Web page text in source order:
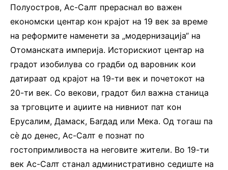
Полуостров, Ас-Салт прераснал во важен
економски центар кон крајот на 19 век за време
на реформите наменети за „модернизација“ на
Отоманската империја. Историскиот центар на
градот изобилува со градби од варовник кои
датираат од крајот на 19-ти век и почетокот на
20-ти век. Со векови, градот бил важна станица
за трговците и аџиите на нивниот пат кон
Ерусалим, Дамаск, Багдад или Мека. Од тогаш па
сè до денес, Ас-Салт е познат по
гостопримливоста на неговите жители. Во 19-ти
век Ас-Салт станал административно седиште на